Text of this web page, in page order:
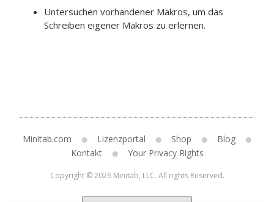
Untersuchen vorhandener Makros, um das
Schreiben eigener Makros zu erlernen.
Minitab.com Lizenzportal Shop
Blog
Kontakt
Your Privacy Rights
Copyright © 2026 Minitab, LLC. All rights Reserved.